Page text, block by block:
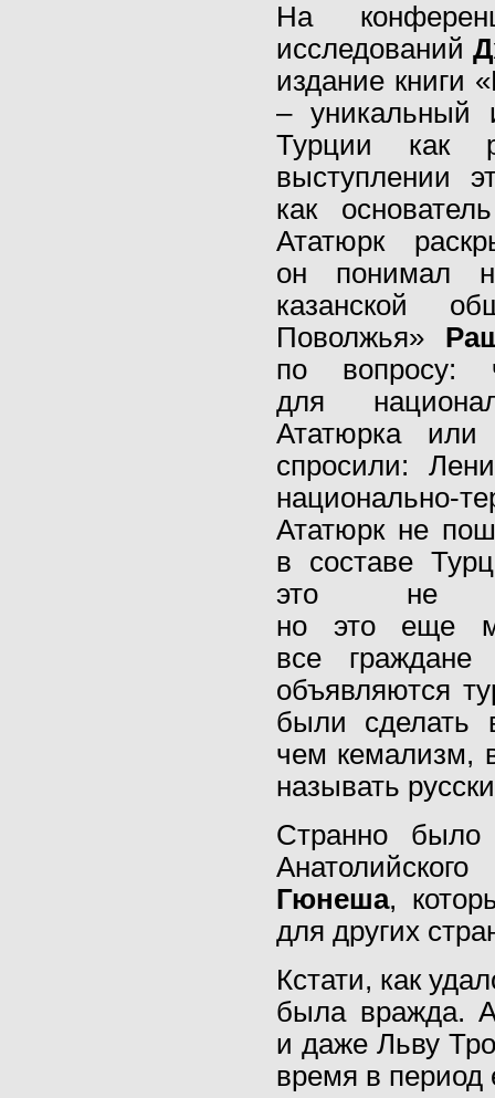
На
исследований
издание книги «
– уникальный
Турции как
выступлении
как
Ататюрк
он понимал
казанской
Поволжья»
по вопросу:
для
Ататюрка или
спросили:
Ататюрк не
в составе
это не
но это еще
все граждане
объявляются
были сделать
чем кемализм,
называть
Странно было
Гюнеша,
для других
Кстати, как
была вражда.
и даже Льву
время в